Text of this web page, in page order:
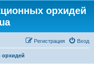
орхидей
Вход
Регистрация
орхидей